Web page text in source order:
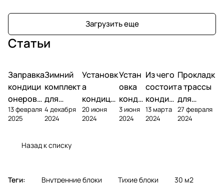
Загрузить еще
Статьи
Заправка
кондици
онеров
фреоном
13 февраля
2025
Зимний
комплект
для
кондици
онера
4 декабря
2024
Установк
а
кондици
онера на
фасаде
20 июня
2024
Устан
овка
конди
ционе
ра
3 июня
2024
Из чего
состоит
кондиц
ионер?
13 марта
2024
Прокладк
а трассы
для
кондицио
нера
27 февраля
2024
Назад к списку
Теги: Внутренние блоки Тихие блоки 30 м2